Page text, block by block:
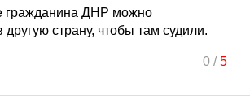
гражданина ДНР можно
другую страну, чтобы там судили.
0/5